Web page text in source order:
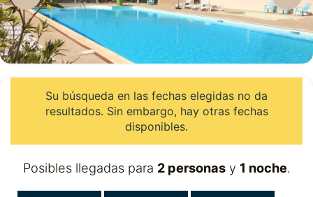
Su búsqueda en las fechas elegidas no da
resultados. Sin embargo, hay otras fechas
disponibles.
Posibles llegadas para 2 personasy 1 noche.